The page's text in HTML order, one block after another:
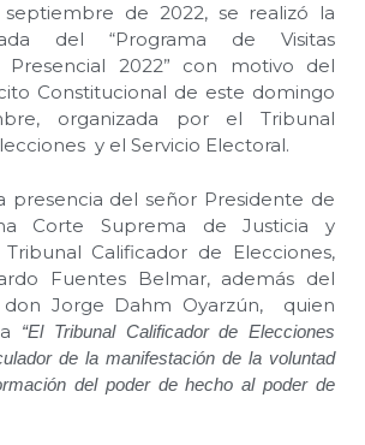
septiembre de 2022, se realizó la
del “Programa de Visitas
Presencial 2022” con motivo del
Constitucional de este domingo
organizada por el Tribunal
y el Servicio Electoral.
presencia del señor Presidente de
Corte Suprema de Justicia y
Calificador de Elecciones,
Fuentes Belmar, además del
don Jorge Dahm Oyarzún, quien
“El Tribunal Calificador de Elecciones
de la manifestación de la voluntad
del poder de hecho al poder de